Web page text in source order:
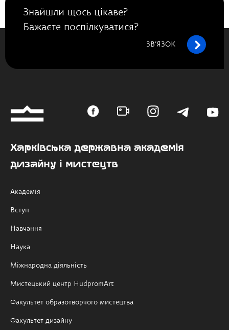
Знайшли щось цікаве?
Бажаєте поспілкуватися?
ЗВ’ЯЗОК
Харківська державна академія
дизайну і мистецтв
Академія
Вступ
Навчання
Наука
Міжнародна діяльність
Мистецький центр HudpromArt
Факультет образотворчого мистецтва
Факультет дизайну